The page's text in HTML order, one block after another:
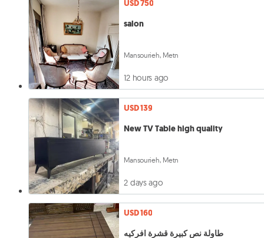
USD 750
salon
Mansourieh, Metn
12 hours ago
USD 139
New TV Table high quality
Mansourieh, Metn
2 days ago
USD 160
طاولة نص كبيرة قشرة افركيه